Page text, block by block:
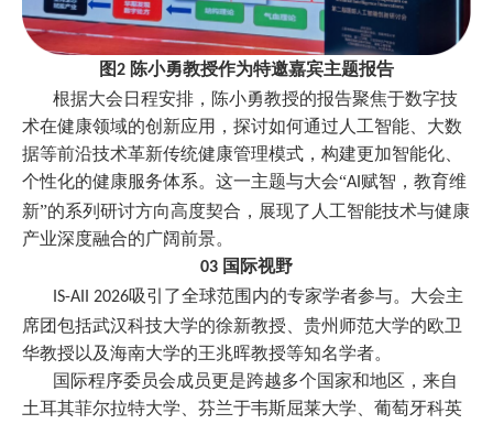
图2 陈小勇教授作为特邀嘉宾主题报告
根据大会日程安排，陈小勇教授的报告聚焦于数字技
术在健康领域的创新应用，探讨如何通过人工智能、大数
据等前沿技术革新传统健康管理模式，构建更加智能化、
个性化的健康服务体系。这一主题与大会“AI 赋智，教育维
新”的系列研讨方向高度契合，展现了人工智能技术与健康
产业深度融合的广阔前景。
03 国际视野
IS-AII 2026吸引了全球范围内的专家学者参与。大会主
席团包括武汉科技大学的徐新教授、贵州师范大学的欧卫
华教授以及海南大学的王兆晖教授等知名学者。
国际程序委员会成员更是跨越多个国家和地区，来自
土耳其菲尔拉特大学、芬兰于韦斯屈莱大学、葡萄牙科英